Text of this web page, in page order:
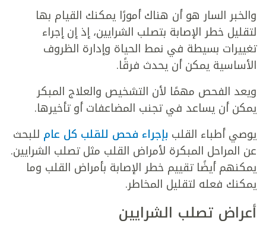
والخبر السار هو أن هناك أمورًا يمكنك القيام بها
لتقليل خطر الإصابة بتصلب الشرايين، إذ إن إجراء
تغييرات بسيطة في نمط الحياة وإدارة الظروف
الأساسية يمكن أن يحدث فرقًا.
ويعد الفحص مهمًا لأن التشخيص والعلاج المبكر
يمكن أن يساعد في تجنب المضاعفات أو تأخيرها.
يوصي أطباء القلب بإجراء فحص للقلب كل عام للبحث
عن المراحل المبكرة لأمراض القلب مثل تصلب الشرايين.
يمكنهم أيضًا تقييم خطر الإصابة بأمراض القلب وما
يمكنك فعله لتقليل المخاطر.
أعراض تصلب الشرايين